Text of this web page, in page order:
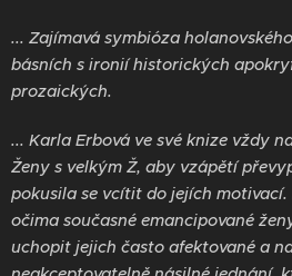
... Zajímavá symbióza
básních s ironií historických
prozaických.
... Karla Erbová ve své knize vždy
Ženy s velkým Ž, aby vzápětí
pokusila se vcítit do jejích
očima současné emancipované
uchopit jejich často afektované a